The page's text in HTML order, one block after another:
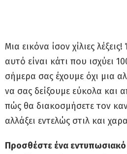
Μια εικόνα ίσον χίλιες
αυτό είναι κάτι που ισχύει
σήμερα σας έχουμε όχι μια
να σας δείξουμε εύκολα και
πώς θα διακοσμήσετε τον
αλλάξει εντελώς στιλ και
Προσθέστε ένα εντυπωσιακό